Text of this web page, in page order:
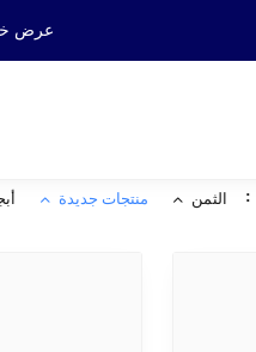
عرض
: الثمن منتجات جديدة